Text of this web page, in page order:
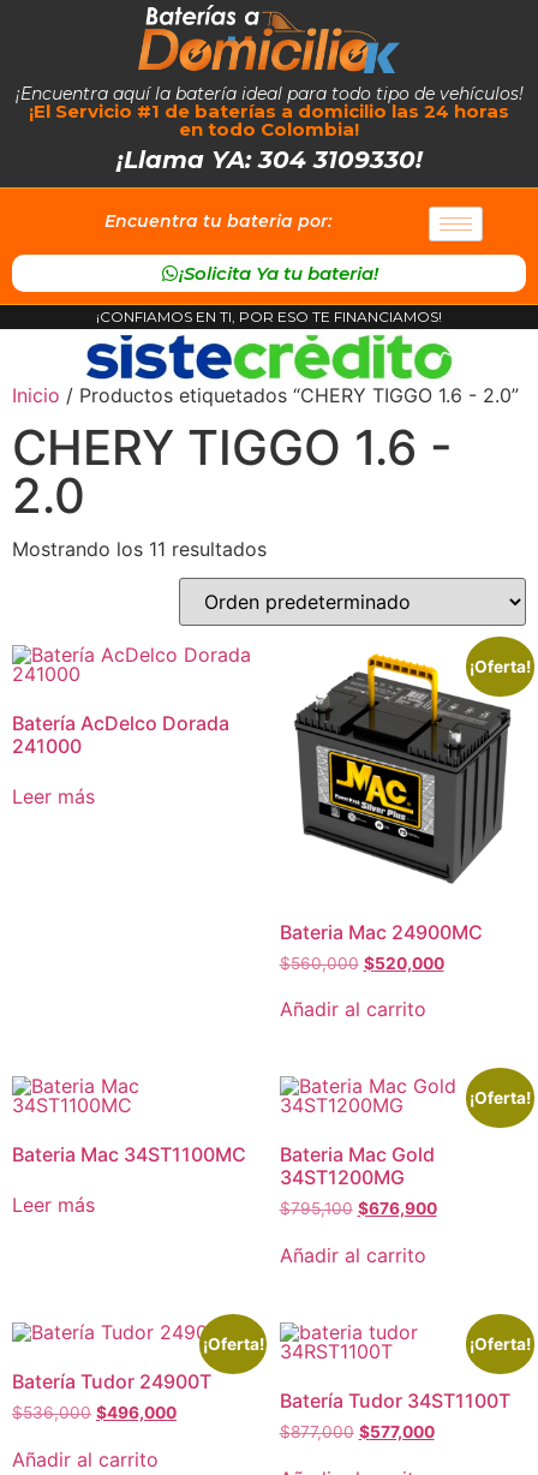
¡Encuentra aquí la batería ideal para todo tipo de vehículos!
¡El Servicio #1 de baterías a domicilio las 24 horas
en todo Colombia!
¡Llama YA: 304 3109330!
Encuentra tu bateria por:
¡Solicita Ya tu bateria!
¡CONFIAMOS EN TI, POR ESO TE FINANCIAMOS!
Inicio / Productos etiquetados “CHERY TIGGO 1.6 - 2.0”
CHERY TIGGO 1.6 -
2.0
Mostrando los 11 resultados
Batería AcDelco Dorada
241000
Leer más
¡Oferta!
Bateria Mac 24900MC
$560,000 $520,000
Añadir al carrito
Bateria Mac 34ST1100MC
Leer más
¡Oferta!
Bateria Mac Gold
34ST1200MG
$795,100 $676,900
Añadir al carrito
¡Oferta!
Batería Tudor 24900T
$536,000 $496,000
Añadir al carrito
¡Oferta!
Batería Tudor 34ST1100T
$877,000 $577,000